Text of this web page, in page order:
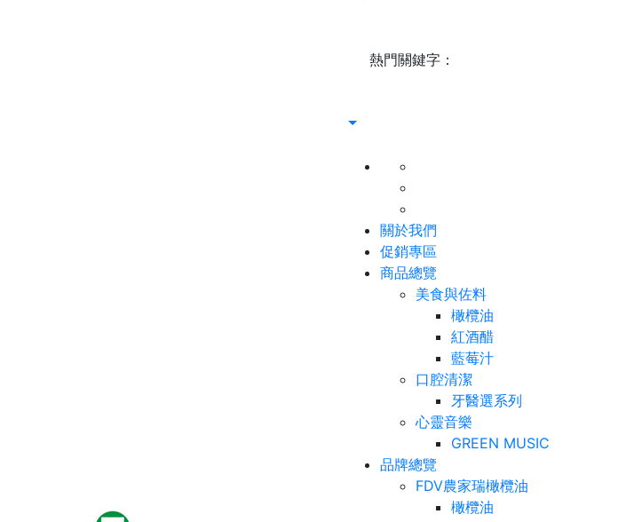
熱門關鍵字：
關於我們
促銷專區
商品總覽
美食與佐料
橄欖油
紅酒醋
藍莓汁
口腔清潔
牙醫選系列
心靈音樂
GREEN MUSIC
品牌總覽
FDV農家瑞橄欖油
橄欖油